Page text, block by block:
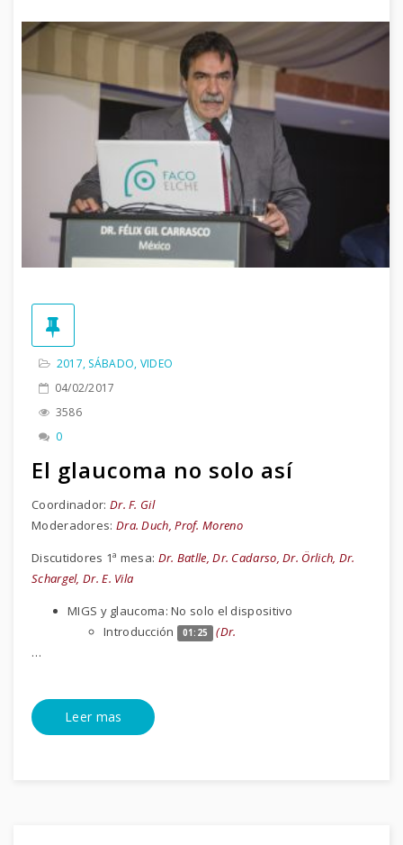
2017, SÁBADO, VIDEO
04/02/2017
3586
0
El glaucoma no solo así
Coordinador: Dr. F. Gil
Moderadores: Dra. Duch, Prof. Moreno
Discutidores 1ª mesa: Dr. Batlle, Dr. Cadarso, Dr. Örlich, Dr.
Schargel, Dr. E. Vila
MIGS y glaucoma: No solo el dispositivo
Introducción
01:25
(Dr.
…
Leer mas